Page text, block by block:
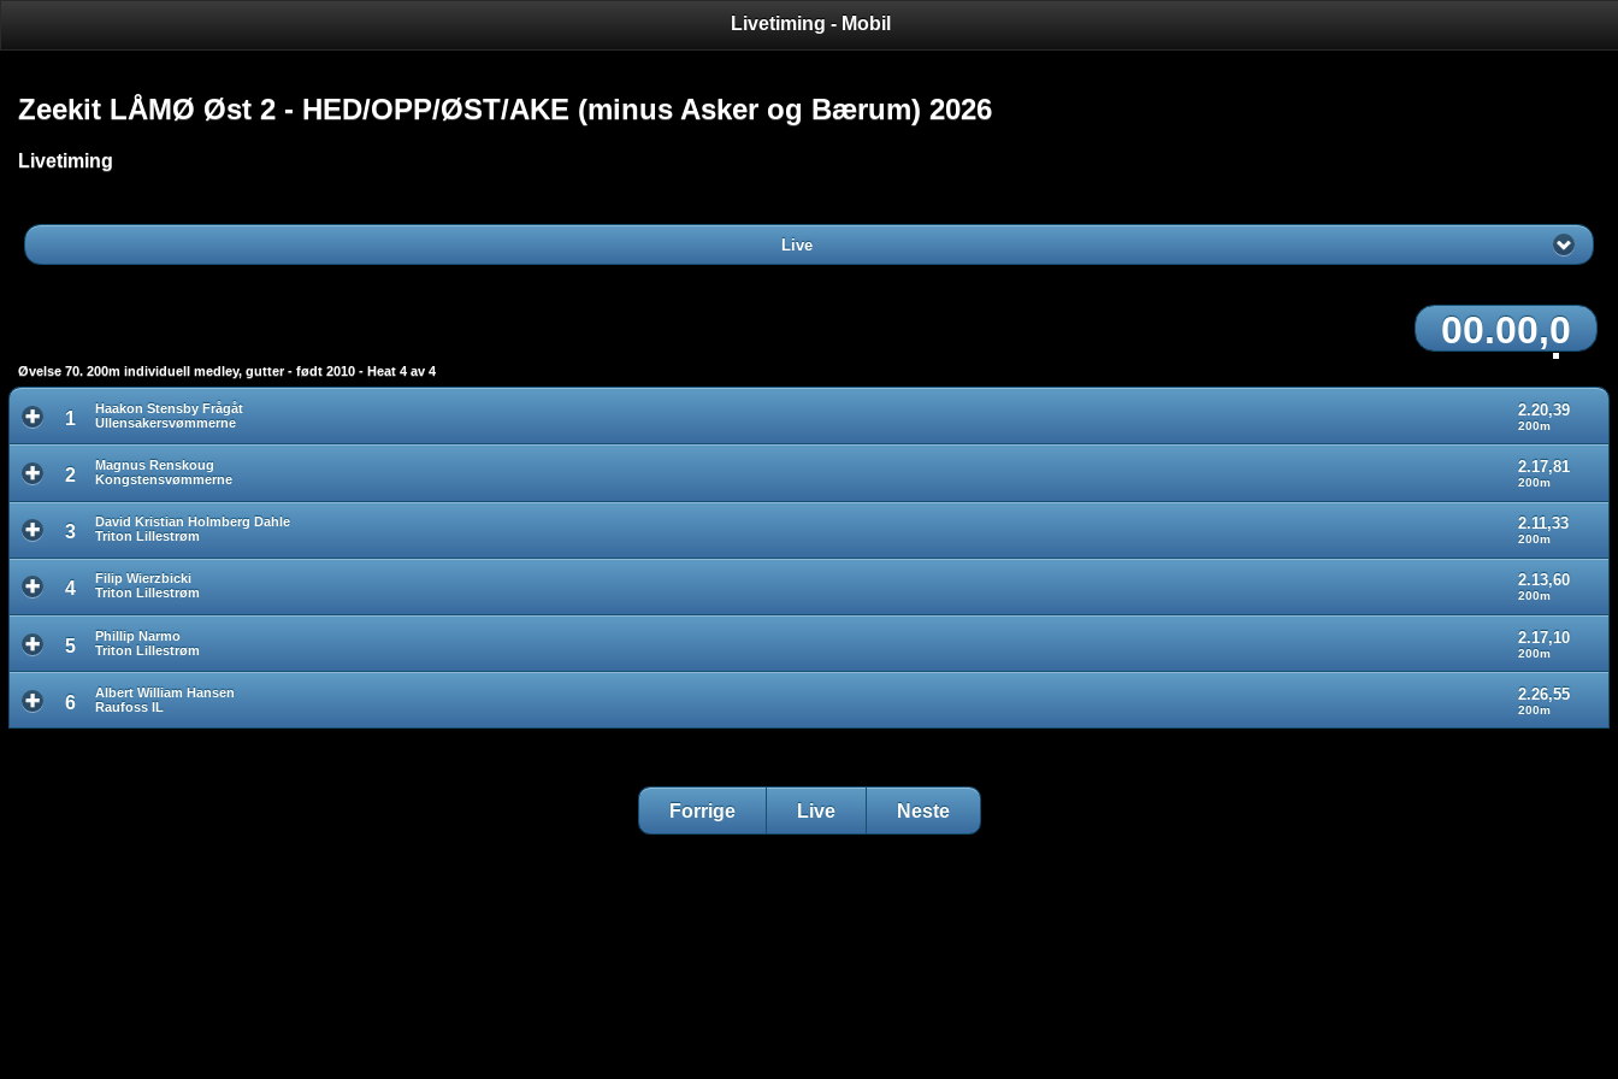
Livetiming - Mobil
Zeekit LÅMØ Øst 2 - HED/OPP/ØST/AKE (minus Asker og Bærum) 2026
Livetiming
Live
00.00,0
Øvelse 70. 200m individuell medley, gutter - født 2010 - Heat 4 av 4
1
Haakon Stensby Frågåt
Ullensakersvømmerne
2.20,39
200m
2
Magnus Renskoug
Kongstensvømmerne
2.17,81
200m
3
David Kristian Holmberg Dahle
Triton Lillestrøm
2.11,33
200m
4
Filip Wierzbicki
Triton Lillestrøm
2.13,60
200m
5
Phillip Narmo
Triton Lillestrøm
2.17,10
200m
6
Albert William Hansen
Raufoss IL
2.26,55
200m
Forrige Live Neste